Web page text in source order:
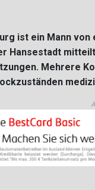
ist ein Mann
Hansestadt
Mehrere